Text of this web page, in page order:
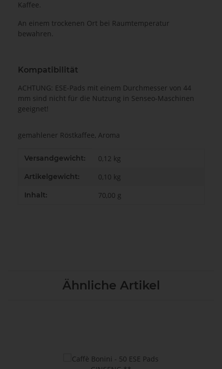
Kaffee.
An einem trockenen Ort bei Raumtemperatur
bewahren.
Kompatibilität
ACHTUNG: ESE-Pads mit einem Durchmesser von 44
mm sind nicht für die Nutzung in Senseo-Maschinen
geeignet!
gemahlener Röstkaffee, Aroma
Produkteigenschaft
Wert
Versandgewicht: 0,12 kg
Artikelgewicht: 0,10 kg
Inhalt: 70,00 g
Ähnliche Artikel